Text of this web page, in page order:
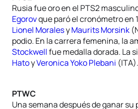
Rusia fue oro en el PTS2
Egorovque paró el cronómetro en
Lionel MoralesyMaurits Morsink
podio. En la carrera femenina, la
Stockwellfue medalla dorada. La
HatoyVeronica Yoko Plebani (ITA).
PTWC
Una semana después de ganar